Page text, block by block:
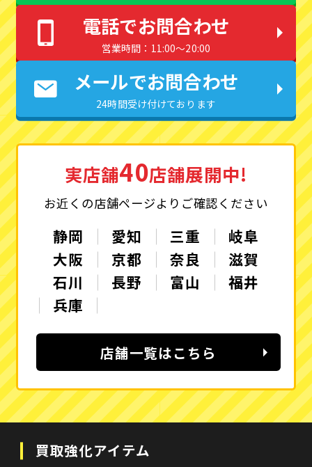
電話でお問合わせ
営業時間：11:00〜20:00
メールでお問合わせ
24時間受け付けております
実店舗40店舗展開中!
お近くの店舗ページよりご確認ください
静岡 愛知 三重
岐阜
大阪
京都 奈良
滋賀
石川
長野 富山
福井
兵庫
店舗一覧はこちら
買取強化アイテム